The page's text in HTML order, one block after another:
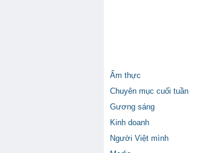
Ẩm thực
Chuyên mục cuối tuần
Gương sáng
Kinh doanh
Người Việt mình